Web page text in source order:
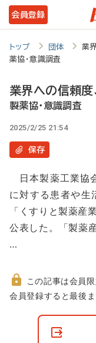
メ
イ
コ
テ
ツ
に
動
会員登録
トップ 団体
業
薬協・意識調査
業界への信頼
製薬協・意識調査
2025/2/25 21:54
保存
日本製薬工業協
に対する患者や生
「くすりと製薬産
公表した。「製薬
…
非
この記事は会員限
会員登録すると最後